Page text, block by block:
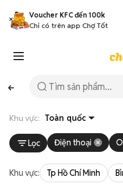
Voucher KFC đến 100k
Chỉ có trên app Chợ Tốt
Khu vực: Toàn quốc
Lọc Điện thoại
Khu vực: Tp Hồ Chí Minh